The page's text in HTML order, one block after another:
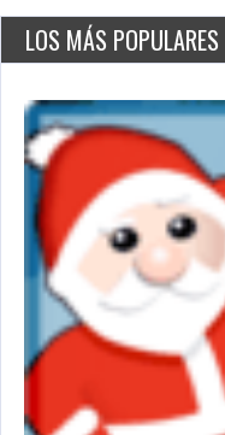
LOS MÁS POPULARES